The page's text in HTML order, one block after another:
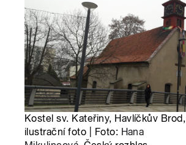
Kostel sv. Kateřiny, Havlíčkův Brod,
ilustrační foto | Foto: Hana